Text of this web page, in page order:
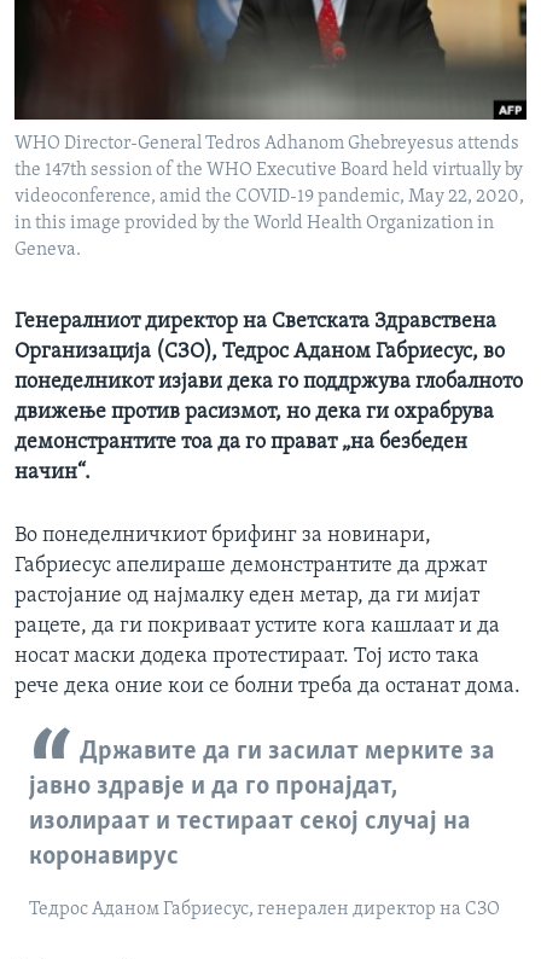
WHO Director-General Tedros Adhanom Ghebreyesus attends
the 147th session of the WHO Executive Board held virtually by
videoconference, amid the COVID-19 pandemic, May 22, 2020,
in this image provided by the World Health Organization in
Geneva.
Генералниот директор на Светската Здравствена
Организација (СЗО), Тедрос Аданом Габриесус, во
понеделникот изјави дека го поддржува глобалното
движење против расизмот, но дека ги охрабрува
демонстрантите тоа да го прават „на безбеден
начин“.
Во понеделничкиот брифинг за новинари,
Габриесус апелираше демонстрантите да држат
растојание од најмалку еден метар, да ги мијат
рацете, да ги покриваат устите кога кашлаат и да
носат маски додека протестираат. Тој исто така
рече дека оние кои се болни треба да останат дома.
Државите да ги засилат мерките за
јавно здравје и да го пронајдат,
изолираат и тестираат секој случај на
коронавирус
Тедрос Аданом Габриесус, генерален директор на СЗО